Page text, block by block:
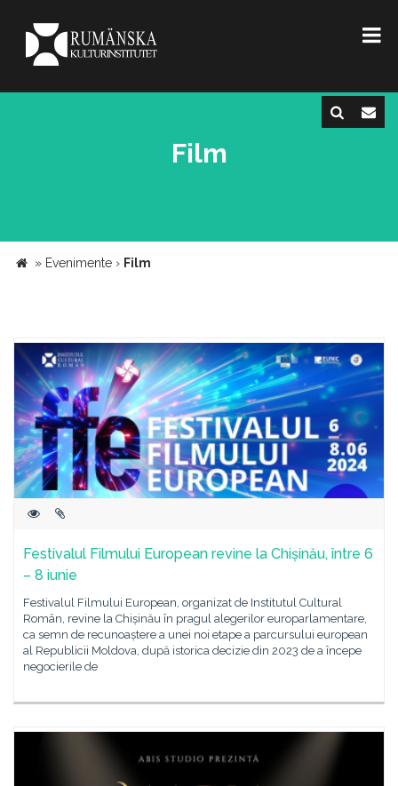
Film
» Evenimente › Film
Festivalul Filmului European revine la Chișinău, între 6
– 8 iunie
Festivalul Filmului European, organizat de Institutul Cultural
Român, revine la Chișinău în pragul alegerilor europarlamentare,
ca semn de recunoaștere a unei noi etape a parcursului european
al Republicii Moldova, după istorica decizie din 2023 de a începe
negocierile de